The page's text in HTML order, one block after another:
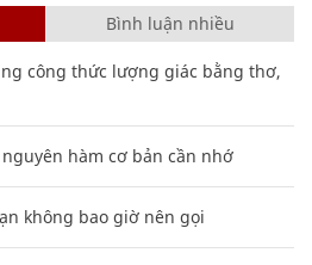
Bình luận nhiều
công thức lượng giác bằng thơ,
hàm cơ bản cần nhớ
không bao giờ nên gọi